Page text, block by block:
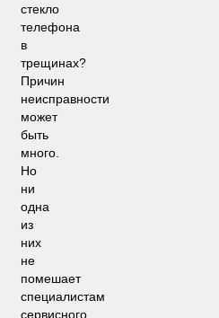
стекло
телефона
в
трещинах?
Причин
неисправности
может
быть
много.
Но
ни
одна
из
них
не
помешает
специалистам
сервисного